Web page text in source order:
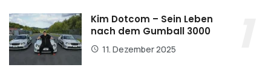
Kim Dotcom – Sein Leben
nach dem Gumball 3000
11. Dezember 2025